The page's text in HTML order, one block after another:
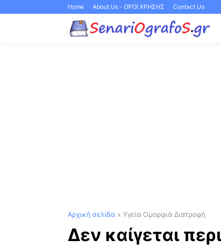
Home About Us - ΟΡΟΙ ΧΡΗΣΗΣ Contact Us
Αρχική σελίδα Υγεία Ομορφιά Διατροφή
Δεν καίγεται